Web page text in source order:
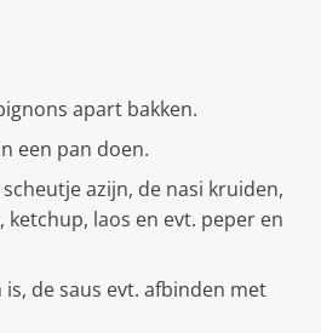
apart bakken.
een pan doen.
azijn, de nasi kruiden,
ketchup, laos en evt. peper en
de saus evt. afbinden met